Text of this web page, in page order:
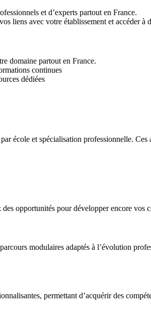
et d’experts partout en France.
liens avec votre établissement et accéder à
domaine partout en France.
continues
dédiées
école et spécialisation professionnelle.
opportunités pour développer encore vos
modulaires adaptés à l’évolution
permettant d’acquérir des